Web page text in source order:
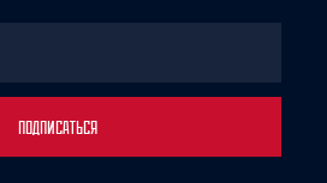
ПОДПИСАТЬСЯ